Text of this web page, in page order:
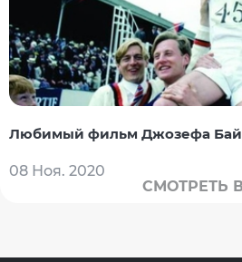
Любимый фильм Джозефа
08 Ноя. 2020
СМОТРЕТЬ